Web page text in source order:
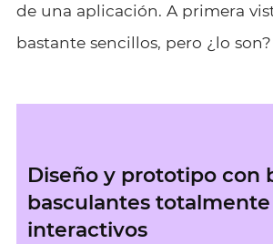
de una aplicación. A primera
bastante sencillos, pero ¿lo son?
Diseño y prototipo con
basculantes totalmente
interactivos